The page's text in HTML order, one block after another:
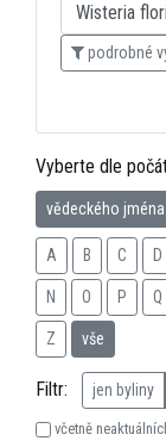
podrobné
Vyberte dle
vědeckého jména
A B C D
N O P Q
Z vše
Filtr: jen byliny
včetně